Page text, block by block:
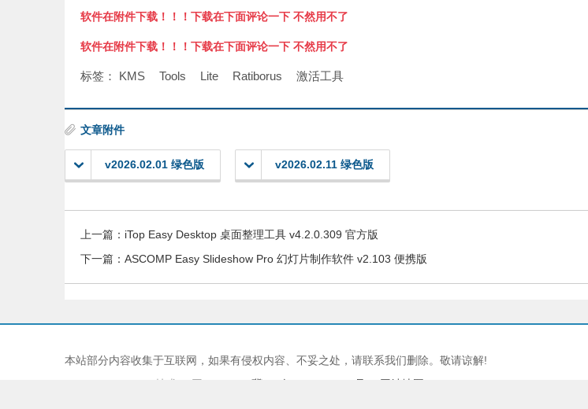
软件在附件下载！！！下载在下面评论一下 不然用不了
软件在附件下载！！！下载在下面评论一下 不然用不了
标签： KMS Tools Lite Ratiborus 激活工具
文章附件
v2026.02.01 绿色版 v2026.02.11 绿色版
上一篇： iTop Easy Desktop 桌面整理工具 v4.2.0.309 官方版
下一篇： ASCOMP Easy Slideshow Pro 幻灯片制作软件 v2.103 便携版
本站部分内容收集于互联网，如果有侵权内容、不妥之处，请联系我们删除。敬请谅解!
Copyright © 2024 技术YY网 JISHUYY 冀ICP备2024078474号-2
-网站地图